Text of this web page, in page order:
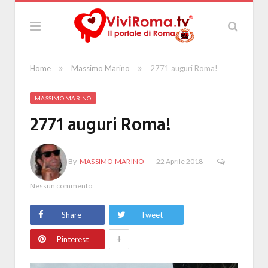
Home » Massimo Marino » 2771 auguri Roma!
MASSIMO MARINO
2771 auguri Roma!
By MASSIMO MARINO 22 Aprile 2018
Nessun commento
Share Tweet
Pinterest +